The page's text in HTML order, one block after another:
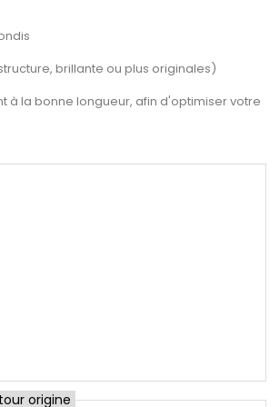
brillante ou plus originales)
la bonne longueur, afin d'optimiser votre
origine